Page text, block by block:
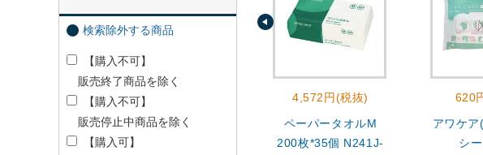
検索除外する商品
【購入不可】
販売終了商品を除く
【購入不可】
販売停止中商品を除く
【購入可】
4,572円(税抜)
ペーパータオルM
200枚*35個 N241J-
620
アワケ
シ